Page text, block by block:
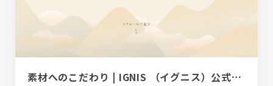
素材へのこだわり | IGNIS （イグニス）公式サイト